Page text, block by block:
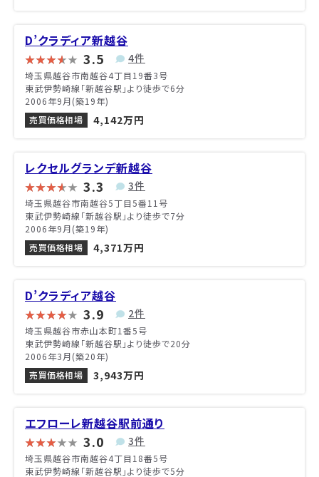
D’クラディア新越谷
3.5 4件
埼玉県越谷市南越谷4丁目19番3号
東武伊勢崎線「新越谷駅」より徒歩で6分
2006年9月(築19年)
売買価格相場
4,142万円
レクセルグランデ新越谷
3.3 3件
埼玉県越谷市南越谷5丁目5番11号
東武伊勢崎線「新越谷駅」より徒歩で7分
2006年9月(築19年)
売買価格相場
4,371万円
D’クラディア越谷
3.9 2件
埼玉県越谷市赤山本町1番5号
東武伊勢崎線「新越谷駅」より徒歩で20分
2006年3月(築20年)
売買価格相場
3,943万円
エフローレ新越谷駅前通り
3.0 3件
埼玉県越谷市南越谷4丁目18番5号
東武伊勢崎線「新越谷駅」より徒歩で5分